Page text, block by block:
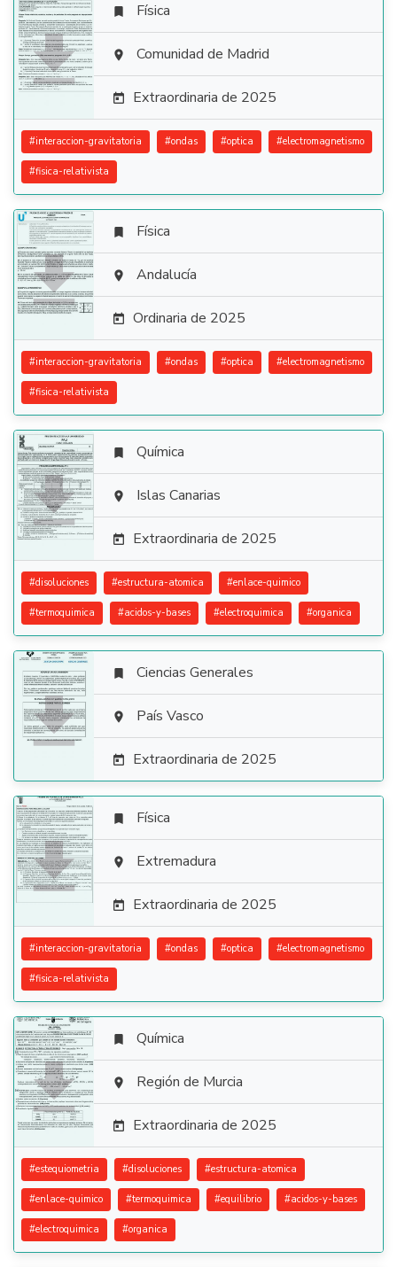

 Física
 Comunidad de Madrid
 Extraordinaria de 2025
#interaccion-gravitatoria #ondas #optica #electromagnetismo
#fisica-relativista

 Física
 Andalucía
 Ordinaria de 2025
#interaccion-gravitatoria #ondas #optica #electromagnetismo
#fisica-relativista

 Química
 Islas Canarias
 Extraordinaria de 2025
#disoluciones #estructura-atomica #enlace-quimico
#termoquimica #acidos-y-bases #electroquimica #organica

 Ciencias Generales
 País Vasco
 Extraordinaria de 2025

 Física
 Extremadura
 Extraordinaria de 2025
#interaccion-gravitatoria #ondas #optica #electromagnetismo
#fisica-relativista

 Química
 Región de Murcia
 Extraordinaria de 2025
#estequiometria #disoluciones #estructura-atomica
#enlace-quimico #termoquimica #equilibrio #acidos-y-bases
#electroquimica #organica